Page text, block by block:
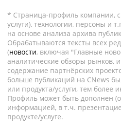
* Страница-профиль компании,
услуги), технологии, персоны и
на основе анализа архива
Обрабатываются тексты всех
(новости, включая "Главные
аналитические обзоры рынков,
содержание партнёрских
больше публикаций на CNews
или продукта/услуги, тем более
Профиль может быть дополнен
информацией, в т.ч.
продукте/услуге.